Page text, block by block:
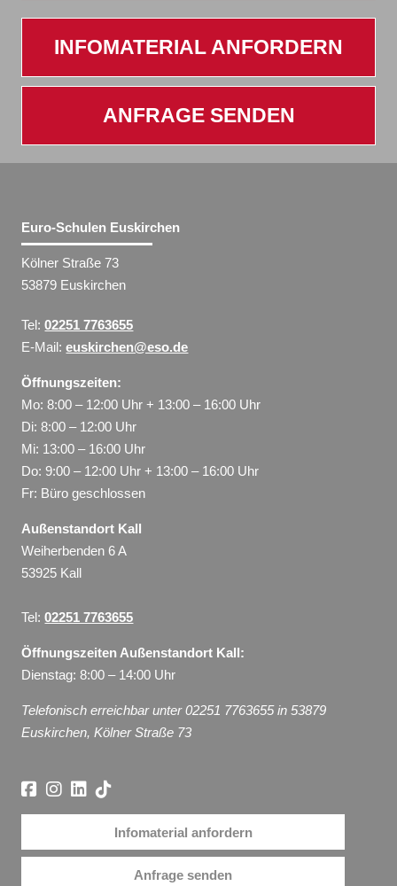
INFOMATERIAL ANFORDERN
ANFRAGE SENDEN
Euro-Schulen Euskirchen
Kölner Straße 73
53879 Euskirchen
Tel:02251 7763655
E-Mail:euskirchen@eso.de
Öffnungszeiten:
Mo: 8:00 – 12:00 Uhr + 13:00 – 16:00 Uhr
Di: 8:00 – 12:00 Uhr
Mi: 13:00 – 16:00 Uhr
Do: 9:00 – 12:00 Uhr + 13:00 – 16:00 Uhr
Fr: Büro geschlossen
Außenstandort Kall
Weiherbenden 6 A
53925 Kall
Tel:02251 7763655
Öffnungszeiten Außenstandort Kall:
Dienstag: 8:00 – 14:00 Uhr
Telefonisch erreichbar unter 02251 7763655 in 53879
Euskirchen, Kölner Straße 73
Infomaterial anfordern
Anfrage senden